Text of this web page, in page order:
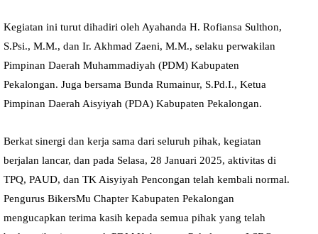
Kegiatan ini turut dihadiri oleh Ayahanda H. Rofiansa Sulthon,
S.Psi., M.M., dan Ir. Akhmad Zaeni, M.M., selaku perwakilan
Pimpinan Daerah Muhammadiyah (PDM) Kabupaten
Pekalongan. Juga bersama Bunda Rumainur, S.Pd.I., Ketua
Pimpinan Daerah Aisyiyah (PDA) Kabupaten Pekalongan.
Berkat sinergi dan kerja sama dari seluruh pihak, kegiatan
berjalan lancar, dan pada Selasa, 28 Januari 2025, aktivitas di
TPQ, PAUD, dan TK Aisyiyah Pencongan telah kembali normal.
Pengurus BikersMu Chapter Kabupaten Pekalongan
mengucapkan terima kasih kepada semua pihak yang telah